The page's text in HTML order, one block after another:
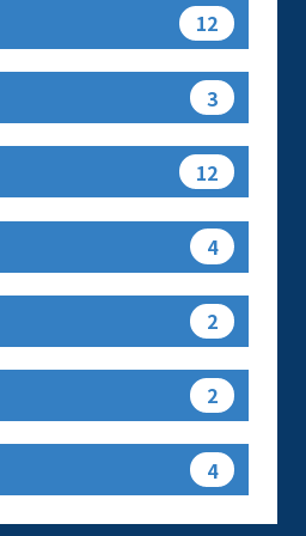
12
3
12
4
2
2
4